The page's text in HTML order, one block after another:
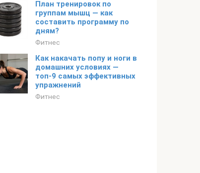
План тренировок по
группам мышц — как
составить программу по
дням?
Фитнес
Как накачать попу и ноги в
домашних условиях —
топ-9 самых эффективных
упражнений
Фитнес